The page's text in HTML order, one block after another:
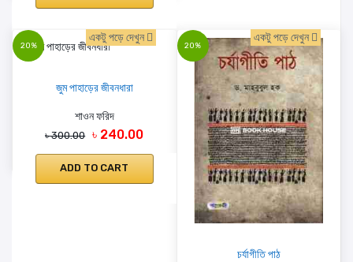
20%
একটু পড়ে দেখুন
জুম পাহাড়ের জীবনধারা
শাওন ফরিদ
৳ 300.00 ৳ 240.00
ADD TO CART
20%
একটু পড়ে দেখুন
চর্যাগীতি পাঠ